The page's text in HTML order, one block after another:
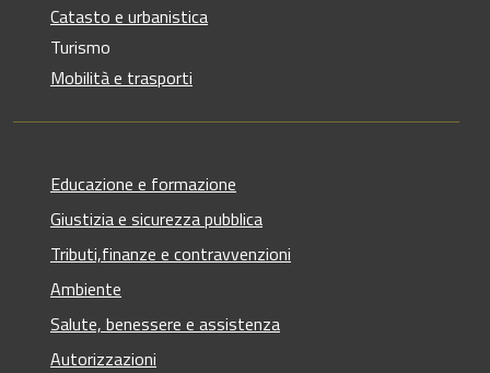
Catasto e urbanistica
Turismo
Mobilità e trasporti
Educazione e formazione
Giustizia e sicurezza pubblica
Tributi,finanze e contravvenzioni
Ambiente
Salute, benessere e assistenza
Autorizzazioni